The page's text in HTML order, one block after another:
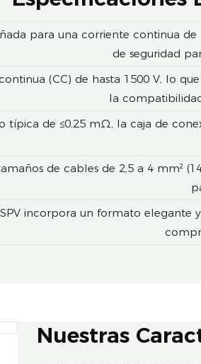
para una corriente continua
de seguridad
(CC) de hasta 1500 V, lo
la
típica de ≤0,25 mΩ, la caja de
de cables de 2,5 a 4 mm²
incorpora un formato elegante
Nuestras